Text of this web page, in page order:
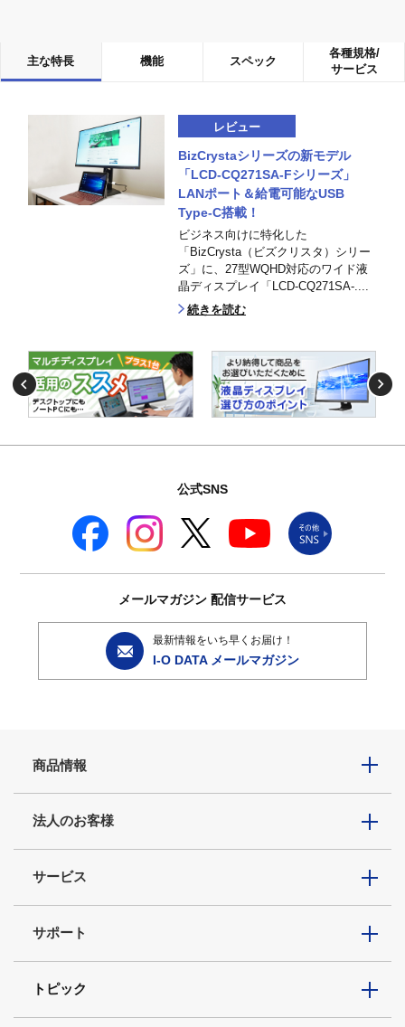
主な特長 機能 スペック
各種規格/
サービス
レビュー
BizCrystaシリーズの新モデル
「LCD-CQ271SA-Fシリーズ」
LANポート＆給電可能なUSB
Type-C搭載！
ビジネス向けに特化した
「BizCrysta（ビズクリスタ）シリー
ズ」に、27型WQHD対応のワイド液
晶ディスプレイ「LCD-CQ271SA-....
続きを読む
公式SNS
メールマガジン 配信サービス
最新情報をいち早くお届け！
I-O DATA メールマガジン
商品情報
法人のお客様
サービス
サポート
トピック